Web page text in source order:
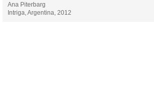
Ana Piterbarg
Intriga, Argentina, 2012